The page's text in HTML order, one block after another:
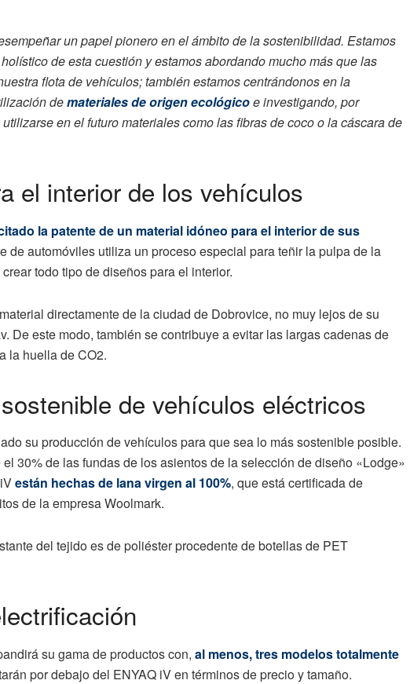
un papel pionero en el ámbito de la sostenibilidad. Estamos
de esta cuestión y estamos abordando mucho más que las
flota de vehículos; también estamos centrándonos en la
demateriales de origen ecológicoe investigando, por
en el futuro materiales como las fibras de coco o la cáscara de
el interior de los vehículos
la patente de un material idóneo para el interior de sus
de automóviles utiliza un proceso especial para teñir la pulpa de la
todo tipo de diseños para el interior.
directamente de la ciudad de Dobrovice, no muy lejos de su
De este modo, también se contribuye a evitar las largas cadenas de
la huella de CO2.
de vehículos eléctricos
su producción de vehículos para que sea lo más sostenible posible.
30% de las fundas de los asientos de la selección de diseño «Lodge»
están hechas de lana virgen al 100%, que está certificada de
de la empresa Woolmark.
del tejido es de poliéster procedente de botellas de PET
su gama de productos con, al menos, tres modelos totalmente
por debajo del ENYAQ iV en términos de precio y tamaño.